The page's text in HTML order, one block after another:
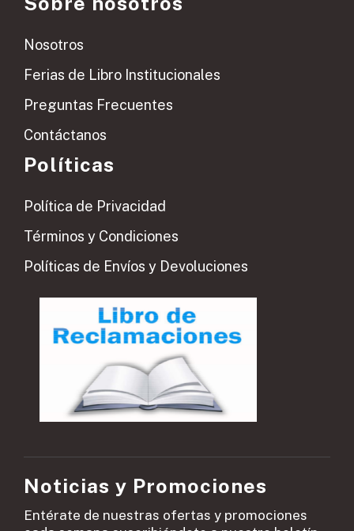
Nosotros
Ferias de Libro Institucionales
Preguntas Frecuentes
Contáctanos
Políticas
Política de Privacidad
Términos y Condiciones
Políticas de Envíos y Devoluciones
Noticias y Promociones
Entérate de nuestras ofertas y promociones